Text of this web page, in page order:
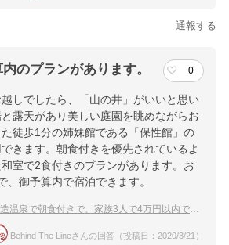
通報する
のプランがあります。 0
しでしたら、「山の井」がいいと思い
露天があり美しい庭園を眺めながらお
徒歩1分の姉妹館である「保性館」の
きます。朝食付きを優先されているよ
室で2食付きのプランがあります。お
、御予算内で宿泊できます。
温泉で朝食付きで、家族3人で4万円以内で泊まれる宿ってありますか？
Behind The Lineさんの回答（投稿日：2020/3/21）